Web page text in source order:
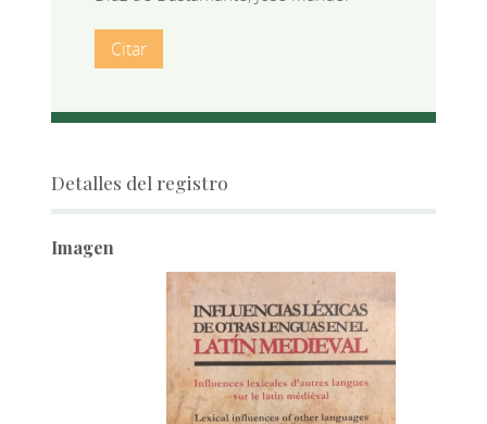
Citar
Detalles del registro
Imagen